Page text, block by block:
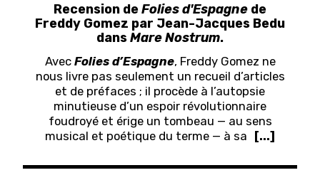
Recension deFolies d'Espagne de
Freddy Gomez par Jean-Jacques Bedu
dans Mare Nostrum.
Avec Folies d’Espagne, Freddy Gomez ne
nous livre pas seulement un recueil d’articles
et de préfaces ; il procède à l’autopsie
minutieuse d’un espoir révolutionnaire
foudroyé et érige un tombeau — au sens
musical et poétique du terme — à sa [...]